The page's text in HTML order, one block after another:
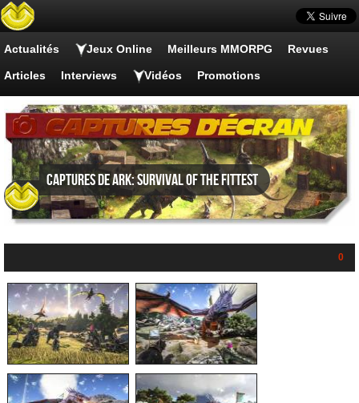
Actualités Jeux Online Meilleurs MMORPG Revues
Articles Interviews Vidéos Promotions
Captures de Ark: Survival of the Fittest
0